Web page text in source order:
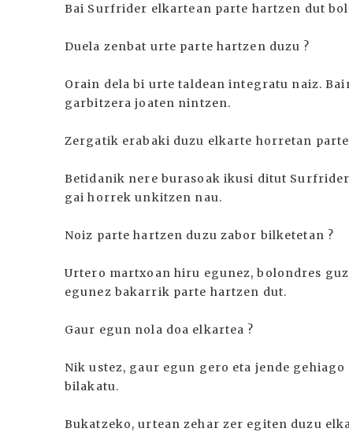
Bai Surfrider elkartean parte hartzen dut
Duela zenbat urte parte hartzen duzu ?
Orain dela bi urte taldean integratu naiz.
garbitzera joaten nintzen.
Zergatik erabaki duzu elkarte horretan parte
Betidanik nere burasoak ikusi ditut
gai horrek unkitzen nau.
Noiz parte hartzen duzu zabor bilketetan ?
Urtero martxoan hiru egunez, bolondres
egunez bakarrik parte hartzen dut.
Gaur egun nola doa elkartea ?
Nik ustez, gaur egun gero eta jende
bilakatu.
Bukatzeko, urtean zehar zer egiten duzu